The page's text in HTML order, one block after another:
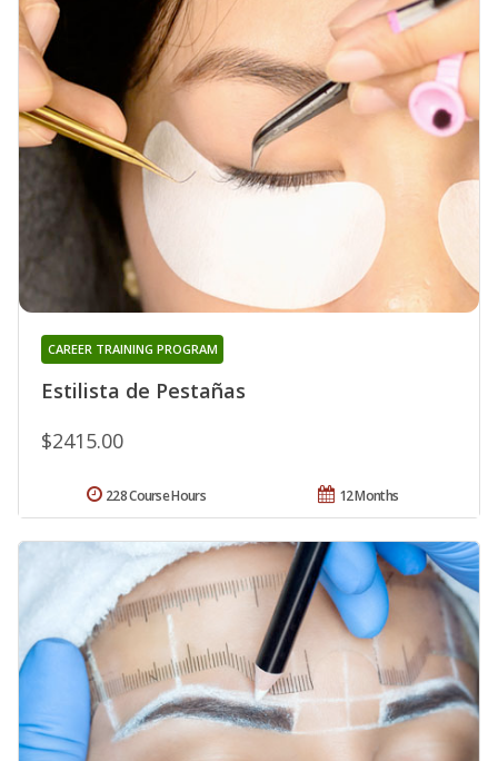
Estilista de Pestañas
CAREER TRAINING PROGRAM
$2415.00
12 Months
228 Course Hours